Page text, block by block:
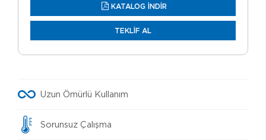
KATALOG İNDİR
TEKLİF AL
Uzun Ömürlü Kullanım
Sorunsuz Çalışma